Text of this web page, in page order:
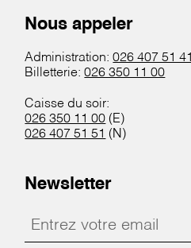
Nous appeler
Administration:026 407 51 41
Billetterie:026 350 11 00
Caisse du soir:
026 350 11 00 (E)
026 407 51 51 (N)
Newsletter